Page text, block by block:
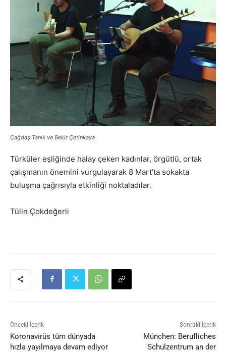
Çağdaş Tanık ve Bekir Çetinkaya
Türküler eşliğinde halay çeken kadınlar, örgütlü, ortak
çalışmanın önemini vurgulayarak 8 Mart’ta sokakta
buluşma çağrısıyla etkinliği noktaladılar.
Tülin Çokdeğerli
Önceki İçerik
Koronavirüs tüm dünyada
hızla yayılmaya devam ediyor
Sonraki İçerik
München: Berufliches
Schulzentrum an der